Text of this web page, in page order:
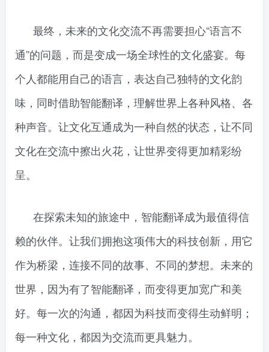
最终，未来的文化交流不再需要担心“语言不
通”的问题，而是变成一场全球性的文化盛宴。每
个人都能用自己的语言，表达自己独特的文化韵
味，同时借助智能翻译，理解世界上各种风格、各
种声音。让文化互通成为一种自然的状态，让不同
文化在交流中擦出火花，让世界变得更加精彩纷
呈。
在探索未知的旅途中，智能翻译成为最值得信
赖的伙伴。让我们拥抱这项伟大的科技创新，用它
作为桥梁，连接不同的故事、不同的梦想。未来的
世界，因为有了智能翻译，而变得更加宽广和美
好。每一次的沟通，都因为科技而变得生动鲜明；
每一种文化，都因为交流而更具魅力。